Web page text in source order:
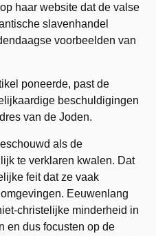
haar website dat de valse
slavenhandel
voorbeelden van
poneerde, past de
beschuldigingen
van de Joden.
als de
te verklaren kwalen. Dat
feit dat ze vaak
Eeuwenlang
christelijke minderheid in
en dus focusten op de